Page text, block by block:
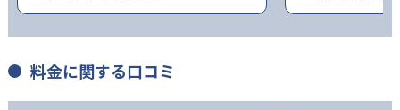
料金に関する口コミ